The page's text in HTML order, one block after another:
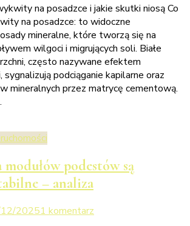
Co
oznacza
białe
wykwity
na
posadzce
–
na posadzce i jakie skutki niosą Co
na posadzce: to widoczne
mineralne, które tworzą się na
wilgoci i migrujących soli. Białe
często nazywane efektem
podciąganie kapilarne oraz
mineralnych przez matrycę cementową.
modułów podestów są
– analiza
20251 komentarz